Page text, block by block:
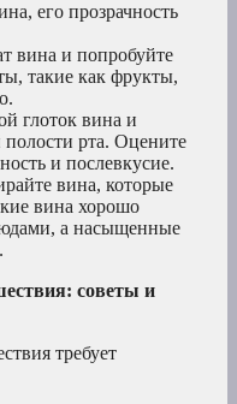
его прозрачность
вина и попробуйте
такие как фрукты,
глоток вина и
полости рта. Оцените
и послевкусие.
вина, которые
вина хорошо
а насыщенные
советы и
требует